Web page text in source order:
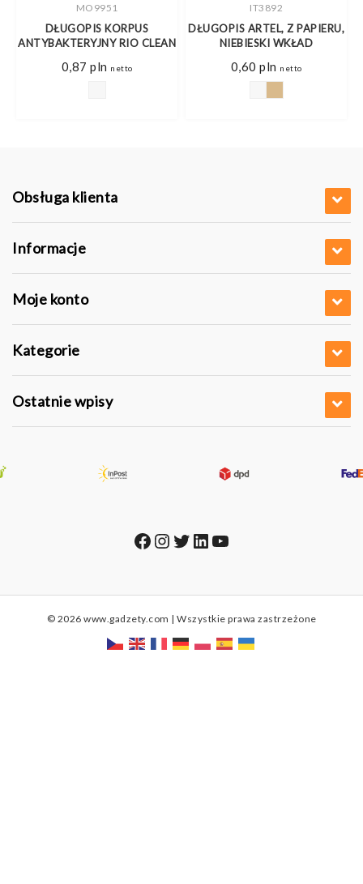
MO9951
DŁUGOPIS KORPUS
ANTYBAKTERYJNY RIO CLEAN
0,87 pln netto
IT3892
DŁUGOPIS ARTEL, Z PAPIERU,
NIEBIESKI WKŁAD
0,60 pln netto
Obsługa klienta
Informacje
Moje konto
Kategorie
Ostatnie wpisy
Facebook
Instagram
Twitter
LinkedIn
YouTube
© 2026 www.gadzety.com | Wszystkie prawa zastrzeżone